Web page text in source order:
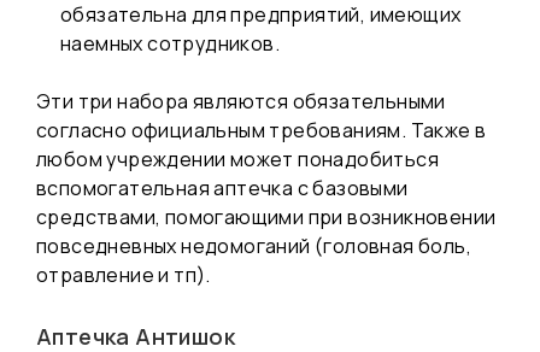
обязательна для предприятий, имеющих
наемных сотрудников.
Эти три набора являются обязательными
согласно официальным требованиям. Также в
любом учреждении может понадобиться
вспомогательная аптечка с базовыми
средствами, помогающими при возникновении
повседневных недомоганий (головная боль,
отравление и тп).
Аптечка Антишок